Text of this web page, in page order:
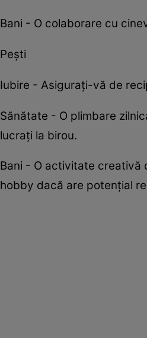
Bani - O colaborare cu
Pești
Iubire - Asigurați-vă de
Sănătate - O plimbare
lucrați la birou.
Bani - O activitate creativă
hobby dacă are potențial